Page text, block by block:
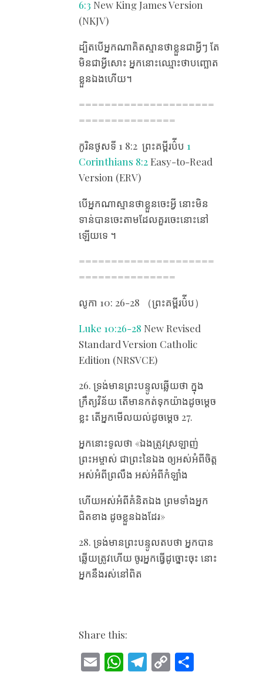
6:3 New King James Version
(NKJV)
ដ្បិត​បើ​អ្នក​ណា​គិត​ស្មាន​ថា​ខ្លួន​ជា​អ្វីៗ តែ​
មិន​ជា​អ្វី​សោះ អ្នក​នោះ​ឈ្មោះ​ថា​បញ្ឆោត​
ខ្លួន​ឯង​ហើយ។
=====================
===============
កូរិនថូស​ទី 1 8​:2 ​ ​ព្រះគម្ពីរប៌ីប 1
Corinthians 8:2Easy-to-Read
Version (ERV)
បើ​អ្នក​ណា​ស្មាន​ថា​ខ្លួន​ចេះ​អ្វី នោះ​មិន​
ទាន់​បាន​ចេះ​តាម​ដែល​គួរ​ចេះ​នោះ​នៅ​
ឡើយ​ទេ ។
=====================
===============
លូកា 10​: 26-28 （ព្រះគម្ពីរប៌ីប）
Luke 10:26-28 New Revised
Standard Version Catholic
Edition (NRSVCE)
26. ទ្រង់​មាន​ព្រះបន្ទូល​ឆ្លើយ​ថា ក្នុង​
ក្រឹត្យវិន័យ តើ​មាន​កត់​ទុក​យ៉ាង​ដូច​ម្តេច​
ខ្លះ តើ​អ្នក​មើល​យល់​ដូច​ម្តេច 27.
អ្នក​នោះ​ទូល​ថា «ឯង​ត្រូវ​ស្រឡាញ់​
ព្រះអម្ចាស់ ជា​ព្រះ​នៃ​ឯង ឲ្យ​អស់​អំពី​ចិត្ត
អស់​អំពី​ព្រលឹង អស់​អំពី​កំឡាំង
ហើយ​អស់​អំពី​គំនិត​ឯង ព្រម​ទាំង​អ្នក​
ជិត​ខាង ដូច​ខ្លួន​ឯង​ដែរ»
28. ទ្រង់​មាន​ព្រះបន្ទូល​តប​ថា អ្នក​បាន​
ឆ្លើយ​ត្រូវ​ហើយ ចូរ​អ្នក​ធ្វើ​ដូច្នោះ​ចុះ នោះ​
អ្នក​នឹង​រស់​នៅ​ពិត
Share this:
E W T C